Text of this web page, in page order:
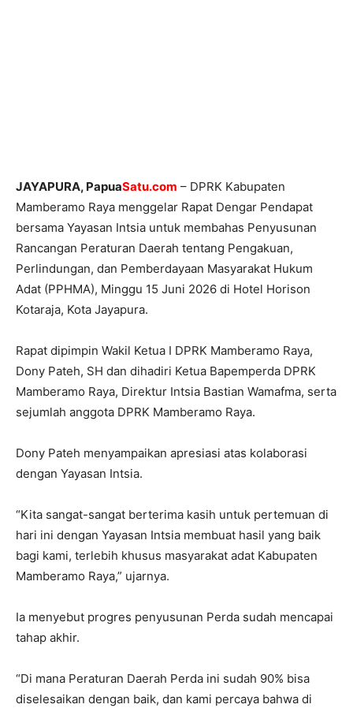
JAYAPURA, PapuaSatu.com – DPRK Kabupaten
Mamberamo Raya menggelar Rapat Dengar Pendapat
bersama Yayasan Intsia untuk membahas Penyusunan
Rancangan Peraturan Daerah tentang Pengakuan,
Perlindungan, dan Pemberdayaan Masyarakat Hukum
Adat (PPHMA), Minggu 15 Juni 2026 di Hotel Horison
Kotaraja, Kota Jayapura.
Rapat dipimpin Wakil Ketua I DPRK Mamberamo Raya,
Dony Pateh, SH dan dihadiri Ketua Bapemperda DPRK
Mamberamo Raya, Direktur Intsia Bastian Wamafma, serta
sejumlah anggota DPRK Mamberamo Raya.
Dony Pateh menyampaikan apresiasi atas kolaborasi
dengan Yayasan Intsia.
“Kita sangat-sangat berterima kasih untuk pertemuan di
hari ini dengan Yayasan Intsia membuat hasil yang baik
bagi kami, terlebih khusus masyarakat adat Kabupaten
Mamberamo Raya,” ujarnya.
Ia menyebut progres penyusunan Perda sudah mencapai
tahap akhir.
“Di mana Peraturan Daerah Perda ini sudah 90% bisa
diselesaikan dengan baik, dan kami percaya bahwa di